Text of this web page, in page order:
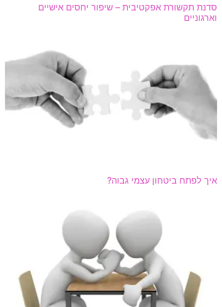
סדנת תקשורת אפקטיבית – שיפור יחסים אישיים
וארגוניים
איך לפתח ביטחון עצמי גבוה?